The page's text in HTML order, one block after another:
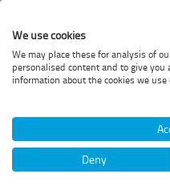
de
Empleo
Enaire
web
de
Menú
principal
Ayuda del
We use cookies
We may place these for analysis of
personalised content and to give you
information about the cookies we
Deny